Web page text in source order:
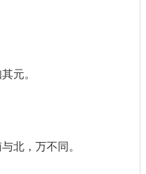
元。
北，万不同。